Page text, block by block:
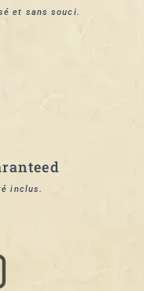
et sans souci.
inclus.